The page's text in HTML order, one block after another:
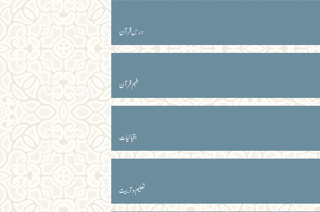
درس قرآن
فہم قرآن
اقبالیات
تعلیم و تربیت